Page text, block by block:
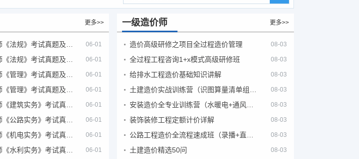
更多>>
06-01
06-01
06-01
06-01
06-01
06-01
06-01
06-01
一级造价师 更多>>
造价高级研修之项目全过程造价管理 08-03
全过程工程咨询1+x模式高级研修班 08-03
给排水工程造价基础知识讲解 08-03
08-03
08-03
装饰装修工程定额计价详解 08-03
08-03
土建造价精选50问 08-03